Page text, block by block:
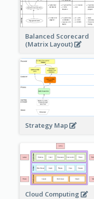
Balanced Scorecard
(Matrix Layout)
Strategy Map
Cloud Computing